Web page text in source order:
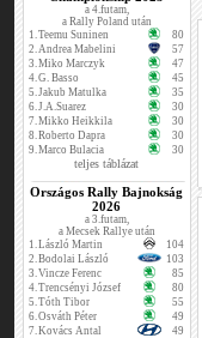
a 4.futam,
a Rally Poland után
1.Teemu Suninen
80
2.Andrea Mabelini
57
3.Miko Marczyk
47
4.G. Basso
45
5.Jakub Matulka
35
6.J.A.Suarez
30
7.Mikko Heikkila
30
8.Roberto Dapra
30
9.Marco Bulacia 30
teljes táblázat
Országos Rally Bajnokság
2026
a 3.futam,
a Mecsek Rallye után
1.László Martin
104
2.Bodolai László
103
3.Vincze Ferenc
85
4.Trencsényi József
80
5.Tóth Tibor
55
6.Osváth Péter
49
7.Kovács Antal
49